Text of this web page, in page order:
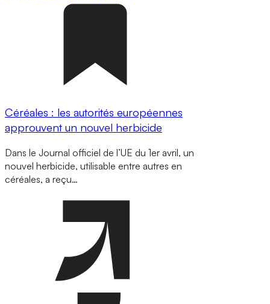
Céréales : les autorités européennes
approuvent un nouvel herbicide
Dans le Journal officiel de l’UE du 1er avril, un
nouvel herbicide, utilisable entre autres en
céréales, a reçu…